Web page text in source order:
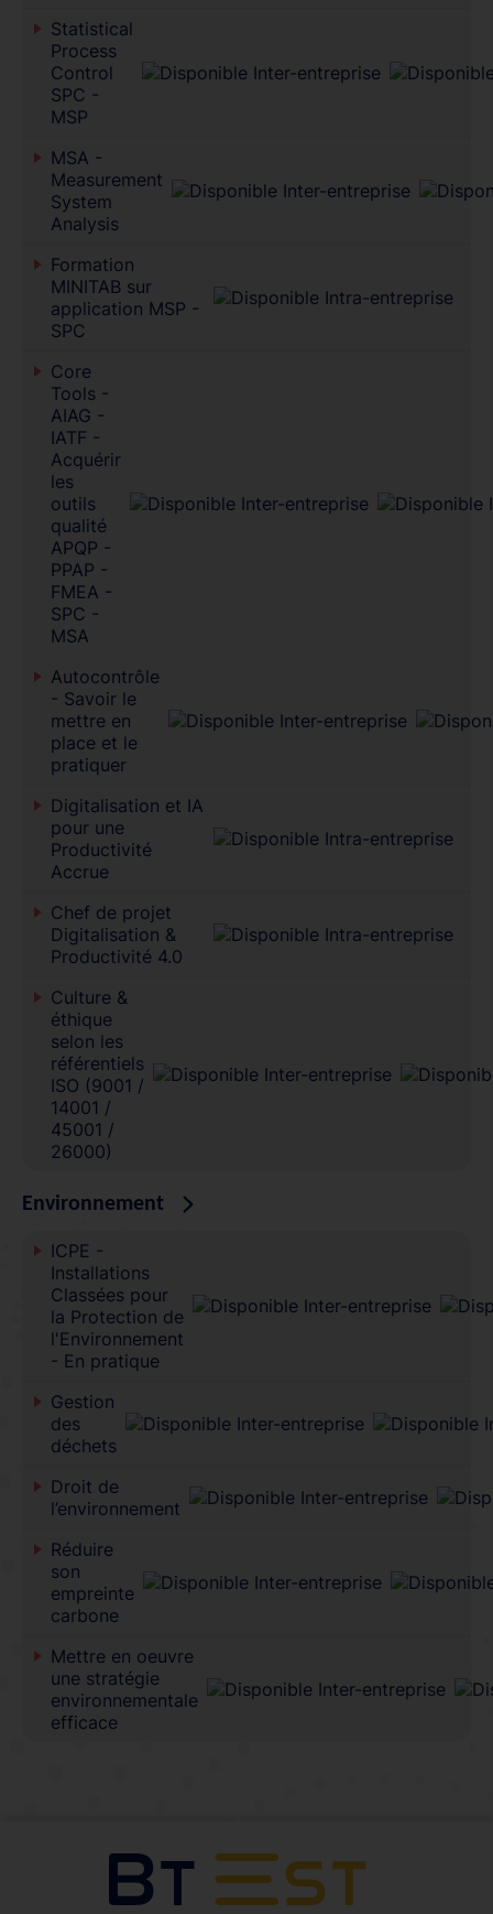
Statistical
Process
Control
SPC -
MSP
MSA -
Measurement
System
Analysis
Formation
MINITAB sur
application MSP -
SPC
Core
Tools -
AIAG -
IATF -
Acquérir
les
outils
qualité
APQP -
PPAP -
FMEA -
SPC -
MSA
Autocontrôle
- Savoir le
mettre en
place et le
pratiquer
Digitalisation et IA
pour une
Productivité
Accrue
Chef de projet
Digitalisation &
Productivité 4.0
Culture &
éthique
selon les
référentiels
ISO (9001 /
14001 /
45001 /
26000)
Environnement
ICPE -
Installations
Classées pour
la Protection de
l'Environnement
- En pratique
Gestion
des
déchets
Droit de
l’environnement
Réduire
son
empreinte
carbone
Mettre en oeuvre
une stratégie
environnementale
efficace